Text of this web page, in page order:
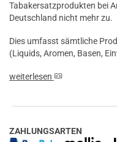
Tabakersatzprodukten bei
Deutschland nicht mehr zu.
Dies umfasst sämtliche
(Liquids, Aromen, Basen,
weiterlesen
ZAHLUNGSARTEN